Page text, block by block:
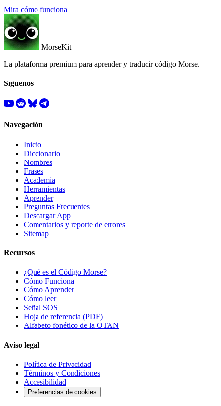
Mira cómo funciona
MorseKit
La plataforma premium para aprender y traducir código Morse.
Síguenos
Navegación
Inicio
Diccionario
Nombres
Frases
Academia
Herramientas
Aprender
Preguntas Frecuentes
Descargar App
Comentarios y reporte de errores
Sitemap
Recursos
¿Qué es el Código Morse?
Cómo Funciona
Cómo Aprender
Cómo leer
Señal SOS
Hoja de referencia (PDF)
Alfabeto fonético de la OTAN
Aviso legal
Política de Privacidad
Términos y Condiciones
Accesibilidad
Preferencias de cookies